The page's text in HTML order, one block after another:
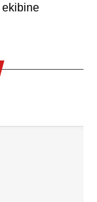
ekibine